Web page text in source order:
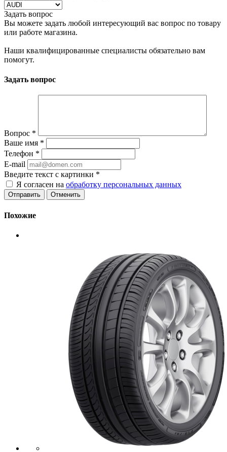
Задать вопрос
Вы можете задать любой интересующий вас вопрос по товару
или работе магазина.
Наши квалифицированные специалисты обязательно вам
помогут.
Задать вопрос
Вопрос *
Ваше имя *
Телефон *
E-mail
Введите текст с картинки *
Я согласен на обработку персональных данных
Отменить
Похожие